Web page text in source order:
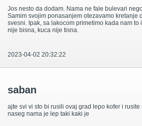
Jos nesto da dodam. Nama ne fale bulevari
Samim svojim ponasanjem otezavamo kretanje
svesni. Ipak, sa lakocom primetimo kada nam to
nije bisna, kuca nije tisna.
2023-04-02 20:32:22
saban
ajte svi vi sto bi rusili ovaj grad lepo kofer i
naseg nama je lep taki kaki je